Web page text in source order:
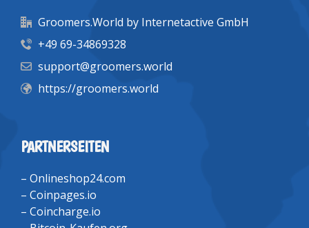
Groomers.World by Internetactive GmbH
+49 69-34869328
support@groomers.world
https://groomers.world
PARTNERSEITEN
– Onlineshop24.com
– Coinpages.io
– Coincharge.io